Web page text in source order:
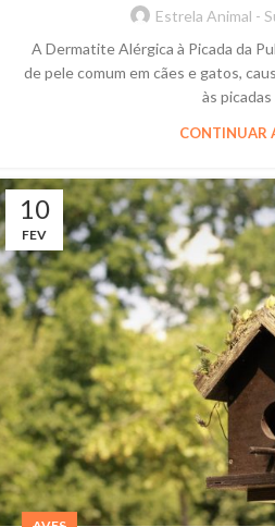
Estrela Animal -
A Dermatite Alérgica à Picada da
de pele comum em cães e gatos,
às picadas
CONTINUAR
10
FEV